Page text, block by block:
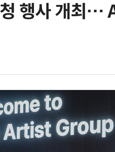
행사 개최…